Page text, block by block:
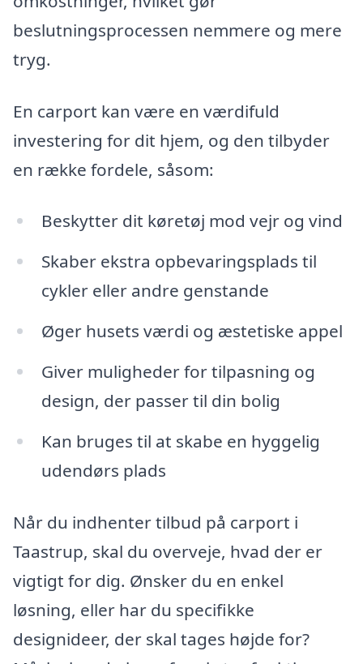
beslutningsprocessen nemmere og mere
tryg.
En carport kan være en værdifuld
investering for dit hjem, og den tilbyder
en række fordele, såsom:
Beskytter dit køretøj mod vejr og vind
Skaber ekstra opbevaringsplads til
cykler eller andre genstande
Øger husets værdi og æstetiske appel
Giver muligheder for tilpasning og
design, der passer til din bolig
Kan bruges til at skabe en hyggelig
udendørs plads
Når du indhenter tilbud på carport i
Taastrup, skal du overveje, hvad der er
vigtigt for dig. Ønsker du en enkel
løsning, eller har du specifikke
designideer, der skal tages højde for?